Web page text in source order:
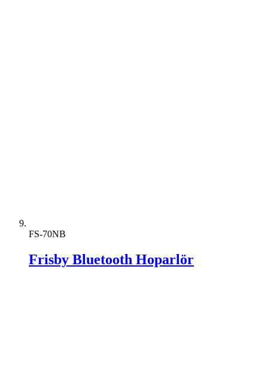
FS-70NB
Frisby Bluetooth Hoparlör